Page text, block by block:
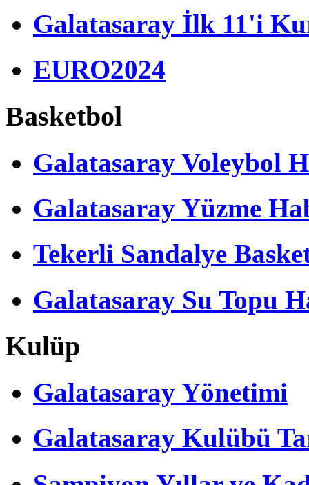
Galatasaray İlk 11'i
EURO2024
Basketbol
Galatasaray Voleybol
Galatasaray Yüzme
Tekerli Sandalye
Galatasaray Su Topu
Kulüp
Galatasaray Yönetimi
Galatasaray Kulübü